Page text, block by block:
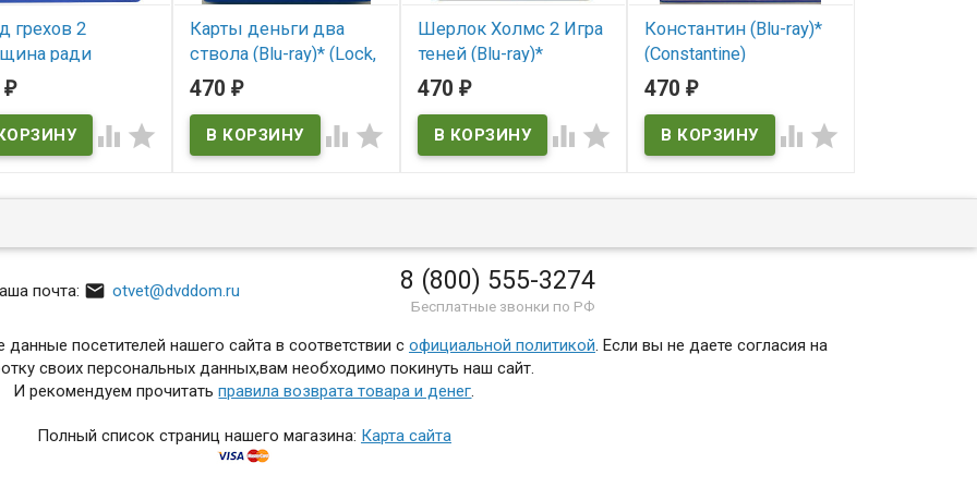
грехов 2
ради
стоит
A Dame to Kill For)
₽
 
Карты деньги два
ствола (Blu-ray)* (Lock,
Stock and Two Smoking
Smoking Barrels
470₽
 
Шерлок Холмс 2 Игра
теней (Blu-ray)*
(Sherlock Holmes: A
Shadows
470 ₽
 
Константин (Blu-ray)*
(Constantine)
В наличии
470₽
 
почта:  otvet@dvddom.ru 8 (800) 555-3274
Бесплатные звонки по РФ
посетителей нашего сайта в соответствии с официальной политикой . Если вы не даете согласия на
своих персональных данных,вам необходимо покинуть наш сайт.
И рекомендуем прочитатьправила возврата товара и денег
Полный список страниц нашего магазина: Карта сайта